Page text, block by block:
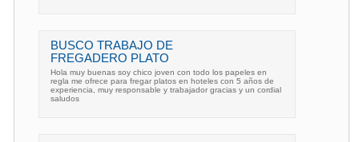
BUSCO TRABAJO DE
FREGADERO PLATO
Hola muy buenas soy chico joven con todo los papeles en
regla me ofrece para fregar platos en hoteles con 5 años de
experiencia, muy responsable y trabajador gracias y un cordial
saludos